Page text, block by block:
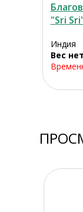
"Sri
Индия
Вес